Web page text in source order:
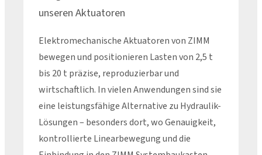
unseren Aktuatoren
Elektromechanische Aktuatoren von ZIMM
bewegen und positionieren Lasten von 2,5 t
bis 20 t präzise, reproduzierbar und
wirtschaftlich. In vielen Anwendungen sind sie
eine leistungsfähige Alternative zu Hydraulik-
Lösungen – besonders dort, wo Genauigkeit,
kontrollierte Linearbewegung und die